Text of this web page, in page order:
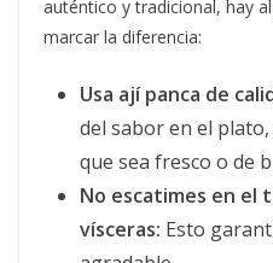
auténtico y tradicional, hay
marcar la diferencia:
Usa ají panca de
del sabor en el
que sea fresco o de
No escatimes en el
vísceras: Esto